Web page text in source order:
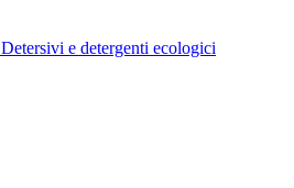
Detersivi e detergenti ecologici